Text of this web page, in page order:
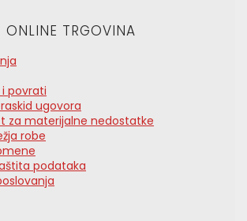
TRGOVINA
povrati
ugovora
za materijalne nedostatke
robe
podataka